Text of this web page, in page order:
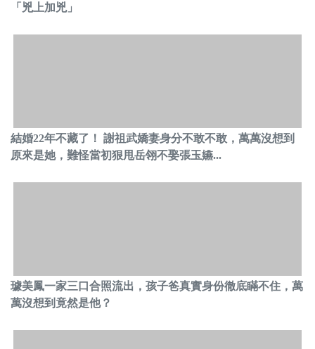
「兇上加兇」
結婚22年不藏了！ 謝祖武嬌妻身分不敢不敢，萬萬沒想到
原來是她，難怪當初狠甩岳翎不娶張玉嬿...
璩美鳳一家三口合照流出，孩子爸真實身份徹底瞞不住，萬
萬沒想到竟然是他？